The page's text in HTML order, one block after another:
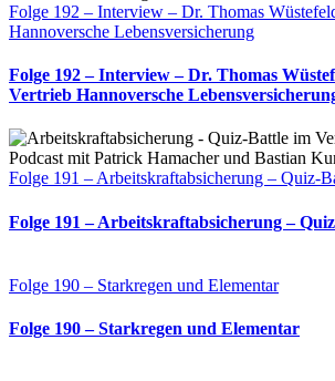
Folge 192 – Interview – Dr. Thomas
Hannoversche Lebensversicherung
Folge 192 – Interview – Dr. Thomas
Vertrieb Hannoversche
Folge 191 – Arbeitskraftabsicherung – Quiz-
Folge 191 – Arbeitskraftabsicherung –
Folge 190 – Starkregen und Elementar
Folge 190 – Starkregen und Elementar